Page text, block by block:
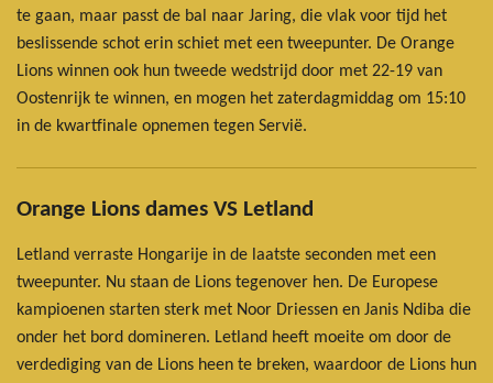
te gaan, maar passt de bal naar Jaring, die vlak voor tijd het
beslissende schot erin schiet met een tweepunter. De Orange
Lions winnen ook hun tweede wedstrijd door met 22-19 van
Oostenrijk te winnen, en mogen het zaterdagmiddag om 15:10
in de kwartfinale opnemen tegen Servië.
Orange Lions dames VS Letland
Letland verraste Hongarije in de laatste seconden met een
tweepunter. Nu staan de Lions tegenover hen. De Europese
kampioenen starten sterk met Noor Driessen en Janis Ndiba die
onder het bord domineren. Letland heeft moeite om door de
verdediging van de Lions heen te breken, waardoor de Lions hun